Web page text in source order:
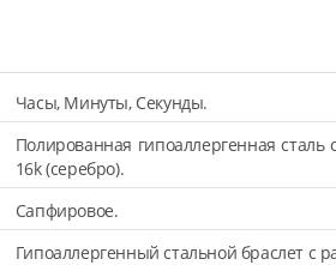
Часы, Минуты, Секунды.
Полированная гипоаллергенная
16k (серебро).
Сапфировое.
Гипоаллергенный стальной браслет с